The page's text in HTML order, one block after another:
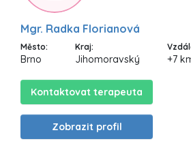
Mgr. Radka Florianová
Město:
Brno
Kraj:
Jihomoravský +7
Kontaktovat terapeuta
Zobrazit profil